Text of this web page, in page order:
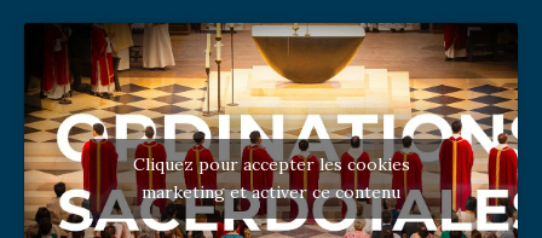
Cliquez pour accepter les cookies
marketing et activer ce contenu